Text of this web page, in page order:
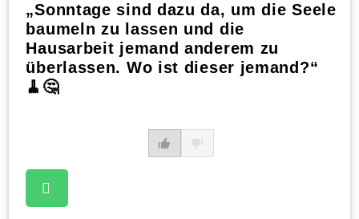
„Sonntage sind dazu da, um die Seele
baumeln zu lassen und die
Hausarbeit jemand anderem zu
überlassen. Wo ist dieser jemand?“
🧹🤔